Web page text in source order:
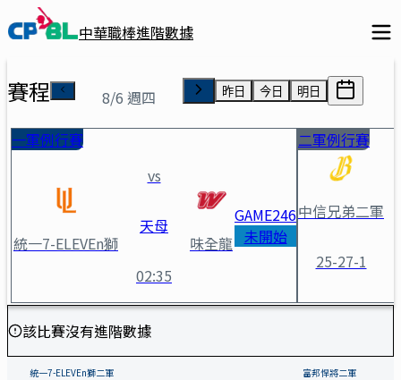
中華職棒進階數據
賽程 8/6 週四 昨日 今日 明日
一軍例行賽
統一7-ELEVEn獅
vs
天母
02:35
味全龍
GAME246
未開始
二軍例行賽
中信兄弟二軍
25-27-1
統一7-ELEVEn獅二軍 vs 富邦
該比賽沒有進階數據
統一7-ELEVEn獅二軍 富邦悍將二軍